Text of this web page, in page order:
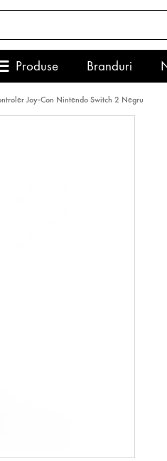
Produse Branduri
Joy-Con Nintendo Switch 2 Negru